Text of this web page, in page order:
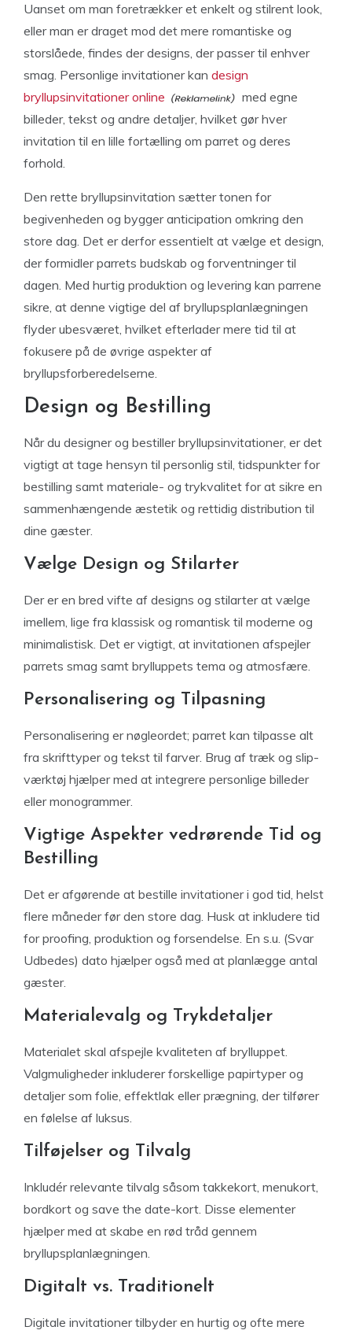
Uanset om man foretrækker et enkelt og stilrent look,
eller man er draget mod det mere romantiske og
storslåede, findes der designs, der passer til enhver
smag. Personlige invitationer kan design
bryllupsinvitationer online
med egne
billeder, tekst og andre detaljer, hvilket gør hver
invitation til en lille fortælling om parret og deres
forhold.
Den rette bryllupsinvitation sætter tonen for
begivenheden og bygger anticipation omkring den
store dag. Det er derfor essentielt at vælge et design,
der formidler parrets budskab og forventninger til
dagen. Med hurtig produktion og levering kan parrene
sikre, at denne vigtige del af bryllupsplanlægningen
flyder ubesværet, hvilket efterlader mere tid til at
fokusere på de øvrige aspekter af
bryllupsforberedelserne.
Design og Bestilling
Når du designer og bestiller bryllupsinvitationer, er det
vigtigt at tage hensyn til personlig stil, tidspunkter for
bestilling samt materiale- og trykvalitet for at sikre en
sammenhængende æstetik og rettidig distribution til
dine gæster.
Vælge Design og Stilarter
Der er en bred vifte af designs og stilarter at vælge
imellem, lige fra klassisk og romantisk til moderne og
minimalistisk. Det er vigtigt, at invitationen afspejler
parrets smag samt brylluppets tema og atmosfære.
Personalisering og Tilpasning
Personalisering er nøgleordet; parret kan tilpasse alt
fra skrifttyper og tekst til farver. Brug af træk og slip-
værktøj hjælper med at integrere personlige billeder
eller monogrammer.
Vigtige Aspekter vedrørende Tid og
Bestilling
Det er afgørende at bestille invitationer i god tid, helst
flere måneder før den store dag. Husk at inkludere tid
for proofing, produktion og forsendelse. En s.u. (Svar
Udbedes) dato hjælper også med at planlægge antal
gæster.
Materialevalg og Trykdetaljer
Materialet skal afspejle kvaliteten af brylluppet.
Valgmuligheder inkluderer forskellige papirtyper og
detaljer som folie, effektlak eller prægning, der tilfører
en følelse af luksus.
Tilføjelser og Tilvalg
Inkludér relevante tilvalg såsom takkekort, menukort,
bordkort og save the date-kort. Disse elementer
hjælper med at skabe en rød tråd gennem
bryllupsplanlægningen.
Digitalt vs. Traditionelt
Digitale invitationer tilbyder en hurtig og ofte mere